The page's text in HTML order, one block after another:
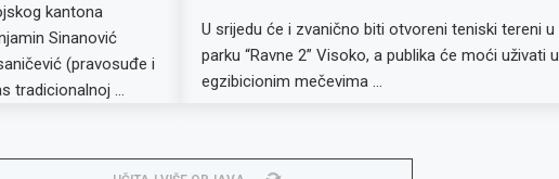
kantona
Sinanović
(pravosuđe i
tradicionalnoj …
U srijedu će i zvanično biti otvoreni teniski tereni u
parku “Ravne 2” Visoko, a publika će moći uživati u
egzibicionim mečevima …